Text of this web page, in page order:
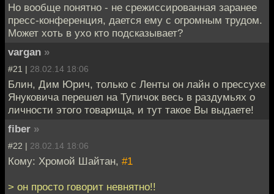
Но вообще понятно - не срежиссированная заранее
пресс-конференция, дается ему с огромным трудом.
Может хоть в ухо кто подсказывает?
vargan »
#21 | 28.02.14 18:06
Блин, Дим Юрич, только с Ленты он лайн о прессухе
Януковича перешел на Тупичок весь в раздумьях о
личности этого товарища, и тут такое Вы выдаете!
fiber »
#22 | 28.02.14 18:06
Кому: Хромой Шайтан, #1
> он просто говорит невнятно!!